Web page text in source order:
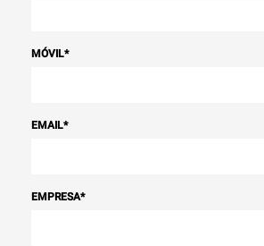
MÓVIL*
EMAIL*
EMPRESA*